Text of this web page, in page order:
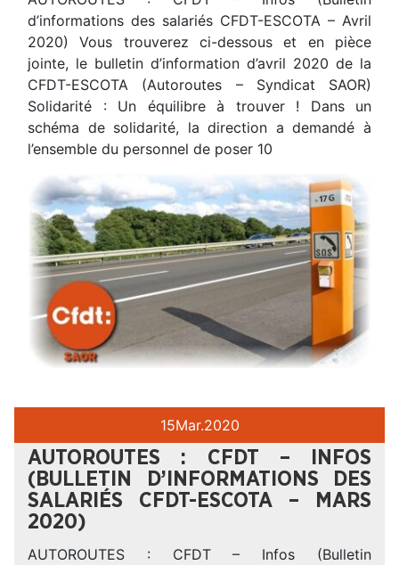
d’informations des salariés CFDT-ESCOTA – Avril
2020) Vous trouverez ci-dessous et en pièce
jointe, le bulletin d’information d’avril 2020 de la
CFDT-ESCOTA (Autoroutes – Syndicat SAOR)
Solidarité : Un équilibre à trouver ! Dans un
schéma de solidarité, la direction a demandé à
l’ensemble du personnel de poser 10
15Mar.2020
AUTOROUTES : CFDT – INFOS
(BULLETIN D’INFORMATIONS DES
SALARIÉS CFDT-ESCOTA – MARS
2020)
AUTOROUTES : CFDT – Infos (Bulletin